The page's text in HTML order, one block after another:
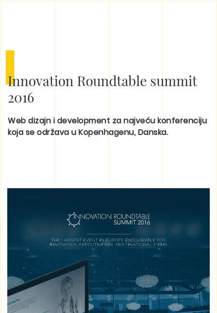
I
Innovation Roundtable summit
2016
Web dizajn i development za najveću konferenciju
koja se održava u Kopenhagenu, Danska.